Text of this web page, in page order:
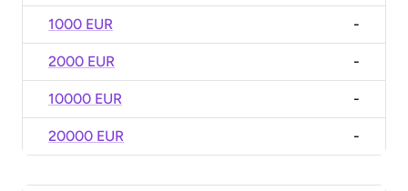
1000 EUR -
2000 EUR -
10000 EUR -
20000 EUR -